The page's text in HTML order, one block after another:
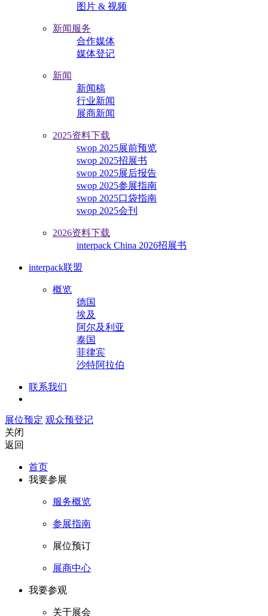
图片 & 视频
新闻服务
合作媒体
媒体登记
新闻
新闻稿
行业新闻
展商新闻
2025资料下载
swop 2025展前预览
swop 2025招展书
swop 2025展后报告
swop 2025参展指南
swop 2025口袋指南
swop 2025会刊
2026资料下载
interpack China 2026招展书
interpack联盟
概览
德国
埃及
阿尔及利亚
泰国
菲律宾
沙特阿拉伯
联系我们
展位预定 观众预登记
关闭
返回
首页
我要参展
服务概览
参展指南
展位预订
展商中心
我要参观
关于展会